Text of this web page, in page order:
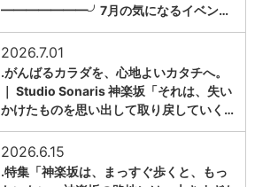
━━━━━━━╯7月の気になるイベン…
2026.7.01
.がんばるカラダを、心地よいカタチへ。
｜ Studio Sonaris 神楽坂「それは、失い
かけたものを思い出して取り戻していく…
2026.6.15
.特集「神楽坂は、まっすぐ歩くと、もっ